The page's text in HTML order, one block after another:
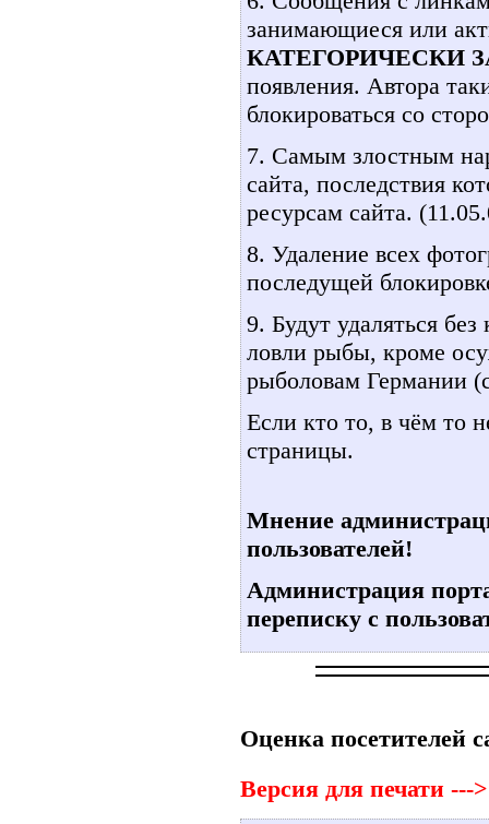
занимающиеся или
КАТЕГОРИЧЕСКИ
появления. Автора
блокироваться со
7. Самым злостным
сайта, последствия
ресурсам сайта.
8. Удаление всех
последущей
9. Будут удаляться
ловли рыбы, кроме
рыболовам Германии
Если кто то, в чём то
страницы.
Мнение
пользователей!
Администрация
переписку с
Оценка посетителей
Версия для печати --->